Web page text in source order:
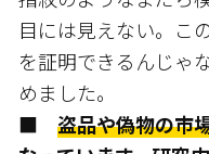
目には見えない。こ
を証明できるんじゃ
めました。
■ 盗品や偽物の市